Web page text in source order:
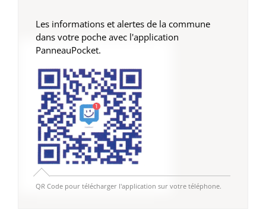
Les informations et alertes de la commune
dans votre poche avec l'application
PanneauPocket.
QR Code pour télécharger l'application sur votre téléphone.